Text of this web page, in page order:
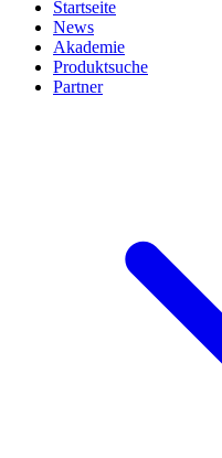
Startseite
News
Akademie
Produktsuche
Partner